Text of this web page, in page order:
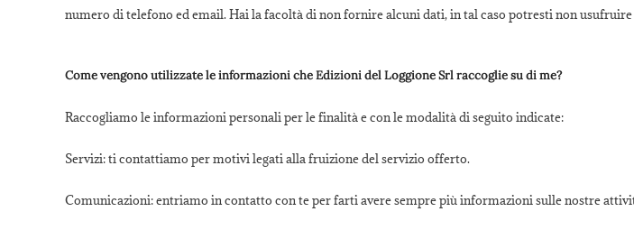
numero di telefono ed email. Hai la facoltà di non fornire alcuni dati, in tal caso potresti non
Come vengono utilizzate le informazioni che Edizioni del Loggione Srl raccoglie su di me?
Raccogliamo le informazioni personali per le finalità e con le modalità di seguito indicate:
Servizi:ti contattiamo per motivi legati alla fruizione del servizio offerto.
Comunicazioni:entriamo in contatto con te per farti avere sempre più informazioni sulle nostre